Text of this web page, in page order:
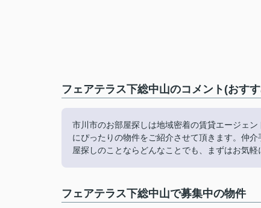
フェアテラス下総中山のコメント(おす
市川市のお部屋探しは地域密着の賃貸エージェ
にぴったりの物件をご紹介させて頂きます。仲
屋探しのことならどんなことでも、まずはお気軽
フェアテラス下総中山で募集中の物件